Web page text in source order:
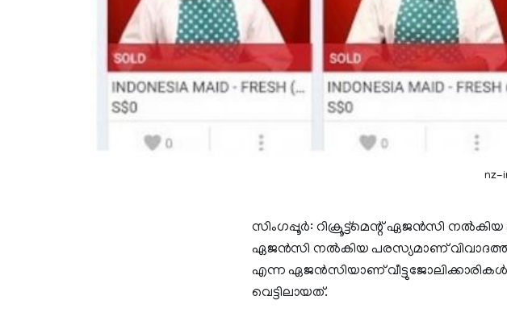
nz-
സിംഗപ്പൂര്‍: റിക്രൂട്ട്മെന്റ് ഏജന്‍സി നല്‍കിയ
ഏജന്‍സി നല്‍കിയ പരസ്യമാണ്
എന്ന ഏജന്‍സിയാണ്
വെട്ടിലായത്.